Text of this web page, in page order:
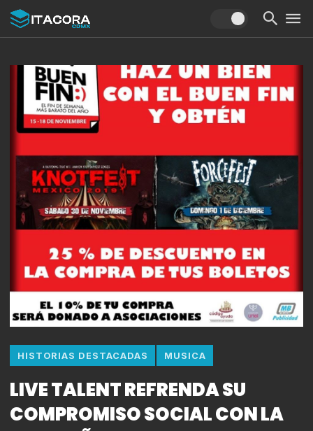
HISTORIAS DESTACADAS MUSICA
LIVE TALENT REFRENDA SU
COMPROMISO SOCIAL CON LA